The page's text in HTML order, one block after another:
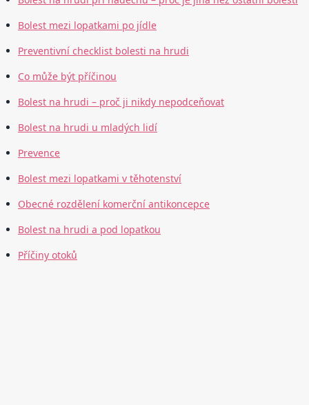
Bolest mezi lopatkami po jídle
Preventivní checklist bolesti na hrudi
Co může být příčinou
Bolest na hrudi – proč ji nikdy nepodceňovat
Bolest na hrudi u mladých lidí
Prevence
Bolest mezi lopatkami v těhotenství
Obecné rozdělení komerční antikoncepce
Bolest na hrudi a pod lopatkou
Příčiny otoků